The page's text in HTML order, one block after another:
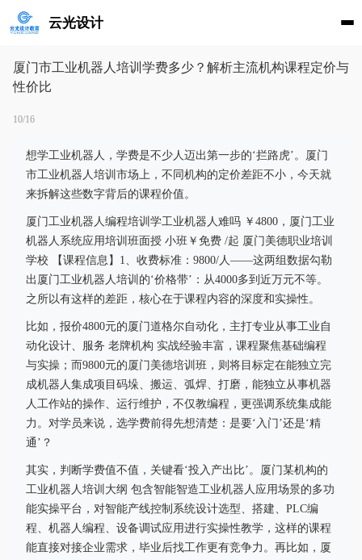
云光设计
厦门市工业机器人培训学费多少？解析主流机构课程定价与
性价比
10/16
想学工业机器人，学费是不少人迈出第一步的‘拦路虎’。厦门
市工业机器人培训市场上，不同机构的定价差距不小，今天就
来拆解这些数字背后的课程价值。
厦门工业机器人编程培训学工业机器人难吗 ￥4800，厦门工业
机器人系统应用培训班面授 小班￥免费 /起 厦门美德职业培训
学校 【课程信息】1、收费标准：9800/人——这两组数据勾勒
出厦门工业机器人培训的‘价格带’：从4000多到近万元不等。
之所以有这样的差距，核心在于课程内容的深度和实操性。
比如，报价4800元的厦门道格尔自动化，主打专业从事工业自
动化设计、服务 老牌机构 实战经验丰富，课程聚焦基础编程
与实操；而9800元的厦门美德培训班，则将目标定在能独立完
成机器人集成项目码垛、搬运、弧焊、打磨，能独立从事机器
人工作站的操作、运行维护，不仅教编程，更强调系统集成能
力。对学员来说，选学费前得先想清楚：是要‘入门’还是‘精
通’？
其实，判断学费值不值，关键看‘投入产出比’。厦门某机构的
工业机器人培训大纲 包含智能智造工业机器人应用场景的多功
能实操平台，对智能产线控制系统设计选型、搭建、PLC编
程、机器人编程、设备调试应用进行实操性教学，这样的课程
能直接对接企业需求，毕业后找工作更有竞争力。再比如，厦